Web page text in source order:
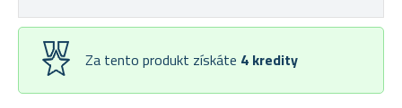
Za tento produkt získáte 4 kredity